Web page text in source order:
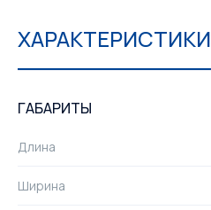
ХАРАКТЕРИСТИКИ
ГАБАРИТЫ
Длина
Ширина